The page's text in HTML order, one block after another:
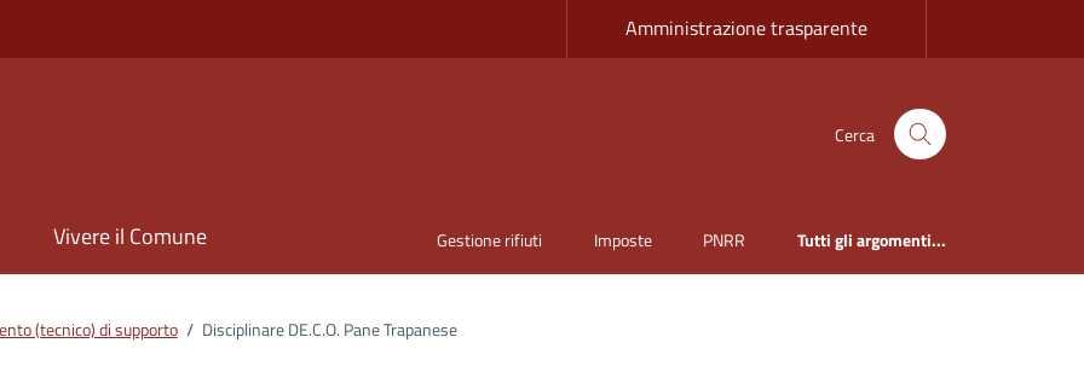
Amministrazione trasparente
Cerca
Vivere il Comune Gestione rifiuti Imposte PNRR Tutti gli argomenti...
(tecnico) di supporto / Disciplinare DE.C.O. Pane Trapanese